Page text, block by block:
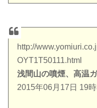
http://
OYT1T50111.html
浅間山の噴煙、高温
2015年06月17日 19